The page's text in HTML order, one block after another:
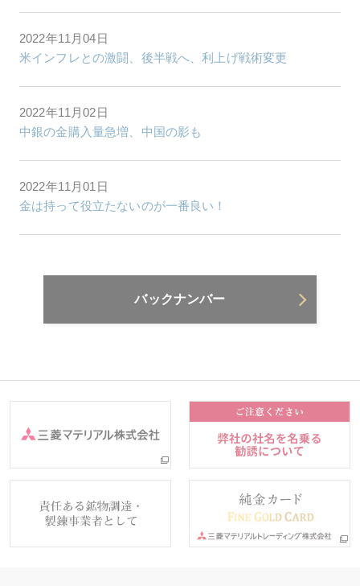
2022年11月04日
米インフレとの激闘、後半戦へ、利上げ戦術変更
2022年11月02日
中銀の金購入量急増、中国の影も
2022年11月01日
金は持って役立たないのが一番良い！
バックナンバー